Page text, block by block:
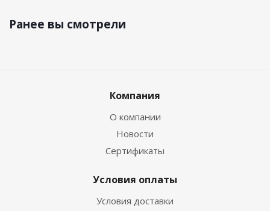
Ранее вы смотрели
Компания
О компании
Новости
Сертификаты
Условия оплаты
Условия доставки